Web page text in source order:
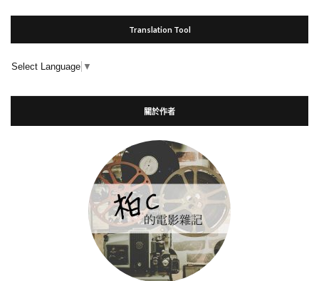
Translation Tool
Select Language ▼
關於作者